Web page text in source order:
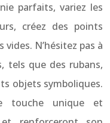
parfaits, variez les
créez des points
N’hésitez pas à
tels que des rubans,
objets symboliques.
touche unique et